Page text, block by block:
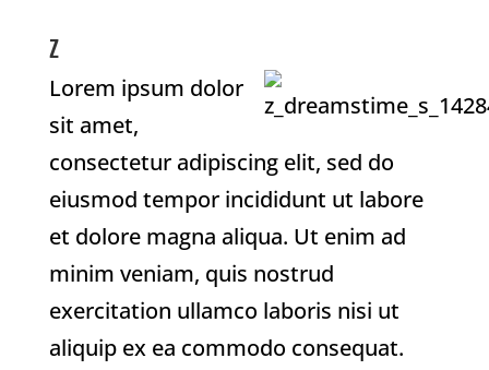
Z
Lorem ipsum dolor
sit amet,
consectetur adipiscing elit, sed do
eiusmod tempor incididunt ut labore
et dolore magna aliqua. Ut enim ad
minim veniam, quis nostrud
exercitation ullamco laboris nisi ut
aliquip ex ea commodo consequat.